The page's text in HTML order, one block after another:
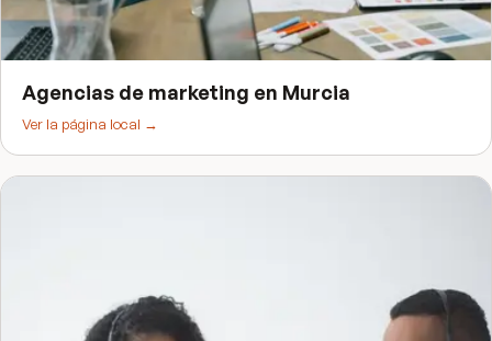
Agencias de marketing en Murcia
Ver la página local →